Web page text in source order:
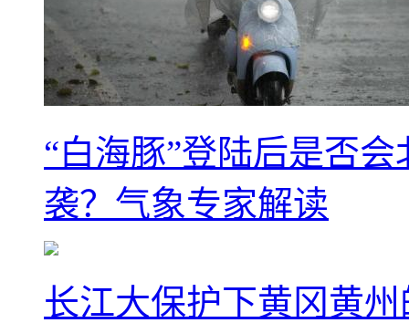
“白海豚”登陆后是否
袭？气象专家解读
长江大保护下黄冈黄